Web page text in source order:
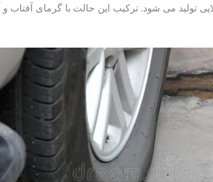
تولید می شود. ترکیب این حالت با گرمای آفتاب